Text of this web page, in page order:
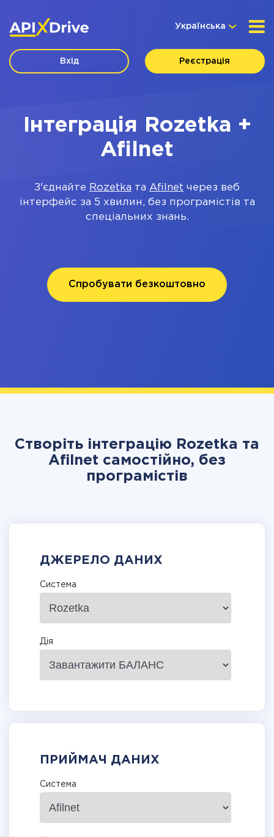
Українська
Вхід Реєстрація
Інтеграція Rozetka +
Afilnet
З'єднайте Rozetka та Afilnet через веб
інтерфейс за 5 хвилин, без програмістів та
спеціальних знань.
Спробувати безкоштовно
Створіть інтеграцію Rozetka та
Afilnet самостійно, без
програмістів
ДЖЕРЕЛО ДАНИХ
Система
Дія
ПРИЙМАЧ ДАНИХ
Система